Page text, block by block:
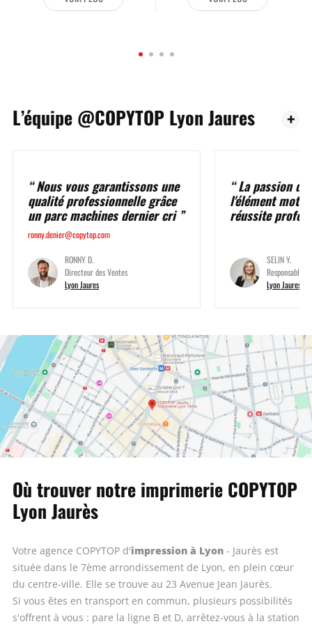
L’équipe @COPYTOP Lyon Jaures
Nous vous garantissons une
qualité professionnelle grâce
un parc machines dernier cri
ronny.denier@copytop.com
RONNY D.
Directeur des Ventes
Lyon Jaures
La passion
l'élément
réussite
SELIN Y.
Responsable
Lyon Jaures
Où trouver notre imprimerie COPYTOP
Lyon Jaurès
Votre agence COPYTOP d'impression à Lyon- Jaurès est
située dans le 7ème arrondissement de Lyon, en plein cœur
du centre-ville. Elle se trouve au 23 Avenue Jean Jaurès.
Si vous êtes en transport en commun, plusieurs possibilités
s'offrent à vous : pare la ligne B et D, arrêtez-vous à la station